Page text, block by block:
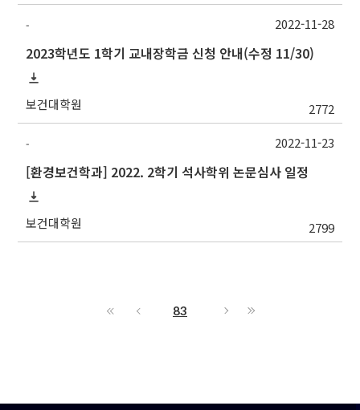
-
2023학년도 1학기 교내장학금 신청 안내(수정 11/30)
보건대학원 2772
2022-11-28
-
[환경보건학과] 2022. 2학기 석사학위 논문심사 일정
보건대학원 2799
2022-11-23
83